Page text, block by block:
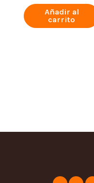
Añadir al
carrito